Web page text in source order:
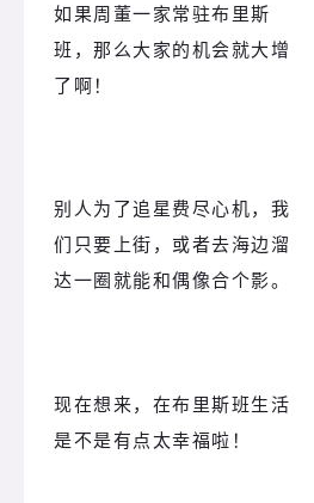
如果周董一家常驻布里斯
班，那么大家的机会就大增
了啊！
别人为了追星费尽心机，我
们只要上街，或者去海边溜
达一圈就能和偶像合个影。
现在想来，在布里斯班生活
是不是有点太幸福啦！